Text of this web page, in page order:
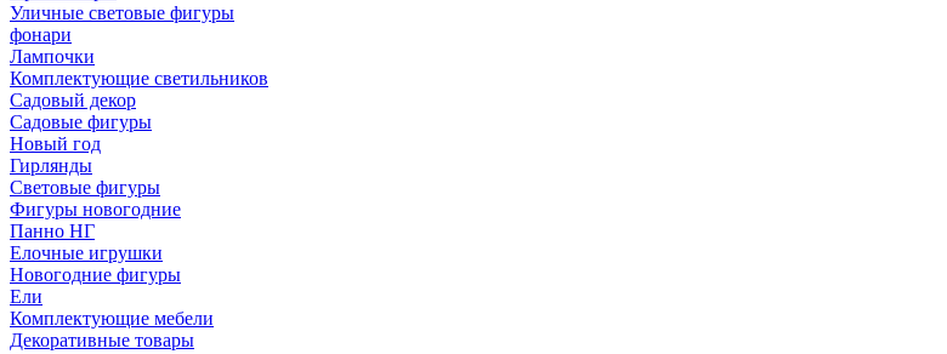
Уличные световые фигуры
фонари
Лампочки
Комплектующие светильников
Садовый декор
Садовые фигуры
Новый год
Гирлянды
Световые фигуры
Фигуры новогодние
Панно НГ
Елочные игрушки
Новогодние фигуры
Ели
Комплектующие мебели
Декоративные товары